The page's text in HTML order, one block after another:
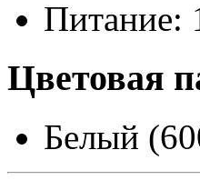
Питание:
Цветовая
Белый